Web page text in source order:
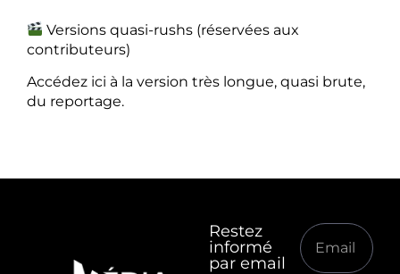
Versions quasi-rushs (réservées aux
contributeurs)
Accédez ici à la version très longue, quasi brute,
du reportage.
Restez
informé
par email